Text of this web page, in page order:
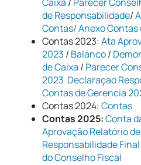
Caixa / Parecer
de Responsabilidade/
Contas/Anexo Contas
Contas 2023:Ata
2023 / Balanco/
de Caixa / Parecer
2023 Declaraçao
Contas de Gerencia
Contas 2024:Contas
Contas 2025:Conta
Aprovação Relatório
Responsabilidade
do Conselho Fiscal